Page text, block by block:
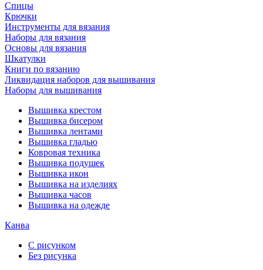
Спицы
Крючки
Инструменты для вязания
Наборы для вязания
Основы для вязания
Шкатулки
Книги по вязанию
Ликвидация наборов для вышивания
Наборы для вышивания
Вышивка крестом
Вышивка бисером
Вышивка лентами
Вышивка гладью
Ковровая техника
Вышивка подушек
Вышивка икон
Вышивка на изделиях
Вышивка часов
Вышивка на одежде
Канва
С рисунком
Без рисунка